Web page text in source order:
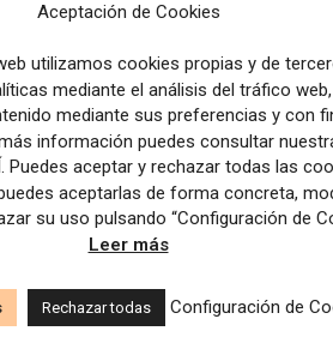
como en todo aquello que
de un nuevo ciclo electoral», y a
vaya aumentando.
de cómo se escala ese servicio
;
un usuario de Twitter que había
las que llegan preguntan sobre
Aceptación de Cookies
utilizamos cookies propias y de
mediante el análisis del tráfico
mediante sus preferencias y con
información puedes consultar
Puedes aceptar y rechazar todas las
aceptarlas de forma concreta,
su uso pulsando “Configuración de
Leer más
Rechazar todas Configuración de